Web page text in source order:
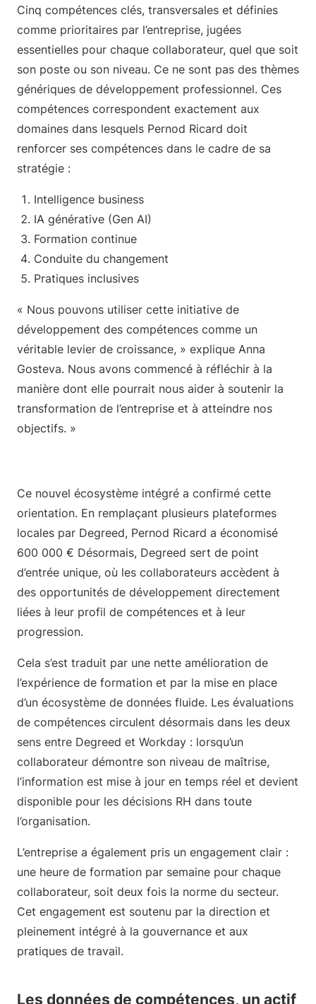
Cinq compétences clés, transversales et définies
comme prioritaires par l’entreprise, jugées
essentielles pour chaque collaborateur, quel que soit
son poste ou son niveau. Ce ne sont pas des thèmes
génériques de développement professionnel. Ces
compétences correspondent exactement aux
domaines dans lesquels Pernod Ricard doit
renforcer ses compétences dans le cadre de sa
stratégie :
Intelligence business
IA générative (Gen AI)
Formation continue
Conduite du changement
Pratiques inclusives
« Nous pouvons utiliser cette initiative de
développement des compétences comme un
véritable levier de croissance, » explique Anna
Gosteva. Nous avons commencé à réfléchir à la
manière dont elle pourrait nous aider à soutenir la
transformation de l’entreprise et à atteindre nos
objectifs. »
Ce nouvel écosystème intégré a confirmé cette
orientation. En remplaçant plusieurs plateformes
locales par Degreed, Pernod Ricard a économisé
600 000 € Désormais, Degreed sert de point
d’entrée unique, où les collaborateurs accèdent à
des opportunités de développement directement
liées à leur profil de compétences et à leur
progression.
Cela s’est traduit par une nette amélioration de
l’expérience de formation et par la mise en place
d’un écosystème de données fluide. Les évaluations
de compétences circulent désormais dans les deux
sens entre Degreed et Workday : lorsqu’un
collaborateur démontre son niveau de maîtrise,
l’information est mise à jour en temps réel et devient
disponible pour les décisions RH dans toute
l’organisation.
L’entreprise a également pris un engagement clair :
une heure de formation par semaine pour chaque
collaborateur, soit deux fois la norme du secteur.
Cet engagement est soutenu par la direction et
pleinement intégré à la gouvernance et aux
pratiques de travail.
Les données de compétences, un actif